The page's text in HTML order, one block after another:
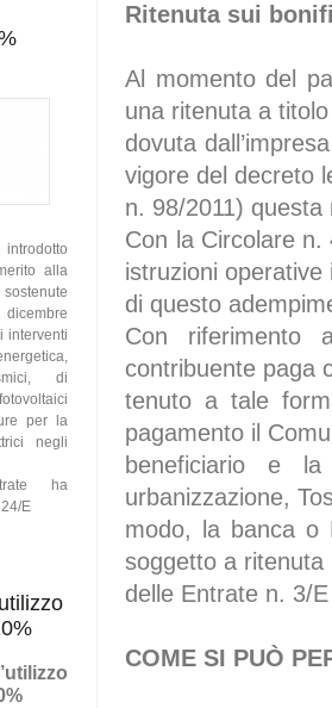
alla
interventi
di
per la
negli
ha
E
Ritenuta sui
Al momento del
una ritenuta a
dovuta
vigore del decreto
n. 98/2011)
Con la Circolare n.
istruzioni operative
di questo
Con riferimento
contribuente paga
tenuto a tale
pagamento il
beneficiario e
urbanizzazione,
modo, la banca o
soggetto a ritenuta
delle Entrate n. 3/
COME SI PUÒ